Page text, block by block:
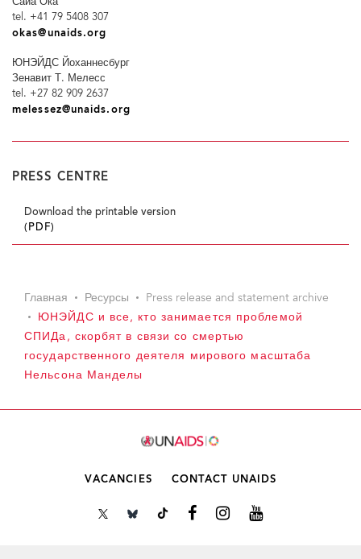
Сайа Ока
tel. +41 79 5408 307
okas@unaids.org
ЮНЭЙДС Йоханнесбург
Зенавит Т. Мелесс
tel. +27 82 909 2637
melessez@unaids.org
PRESS CENTRE
Download the printable version
(PDF)
Главная Ресурсы
Press release and statement archive
ЮНЭЙДС и все, кто занимается проблемой
СПИДа, скорбят в связи со смертью
государственного деятеля мирового масштаба
Нельсона Манделы
VACANCIES CONTACT UNAIDS